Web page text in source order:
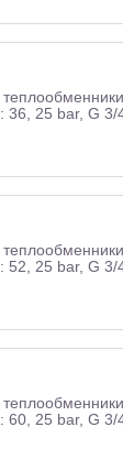
36, 25 bar, G 3/
52, 25 bar, G 3/
60, 25 bar, G 3/